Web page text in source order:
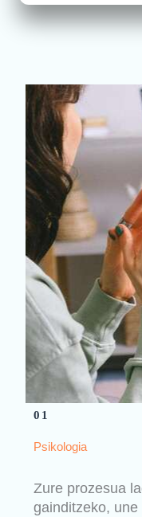
01
Psikologia
Zure prozesua
gainditzeko,